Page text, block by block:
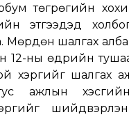
төгрөгийн
этгээдэд
Мөрдөн шалгах
12-ны өдрийн
хэргийг шалгах
ажлын